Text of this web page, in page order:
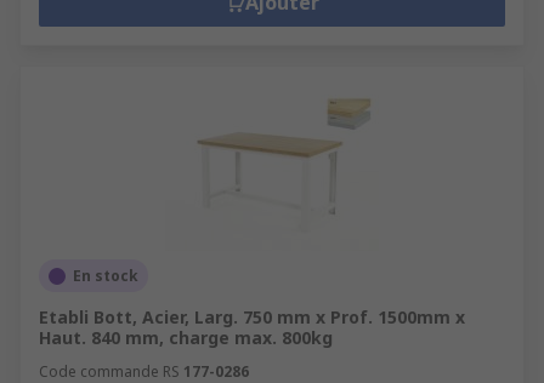
En stock
Etabli Bott, Acier, Larg. 750 mm x Prof. 1500mm x
Haut. 840 mm, charge max. 800kg
Code commande RS 177-0286